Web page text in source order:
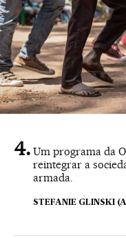
Um programa da
reintegrar a
armada.
STEFANIE GLINSKI